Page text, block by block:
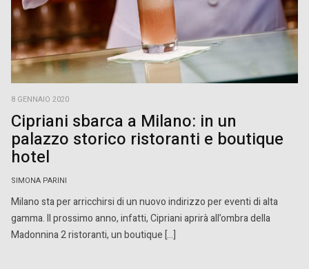
8 GENNAIO 2020
Cipriani sbarca a Milano: in un
palazzo storico ristoranti e boutique
hotel
SIMONA PARINI
Milano sta per arricchirsi di un nuovo indirizzo per eventi di alta
gamma. Il prossimo anno, infatti, Cipriani aprirà all’ombra della
Madonnina 2 ristoranti, un boutique […]